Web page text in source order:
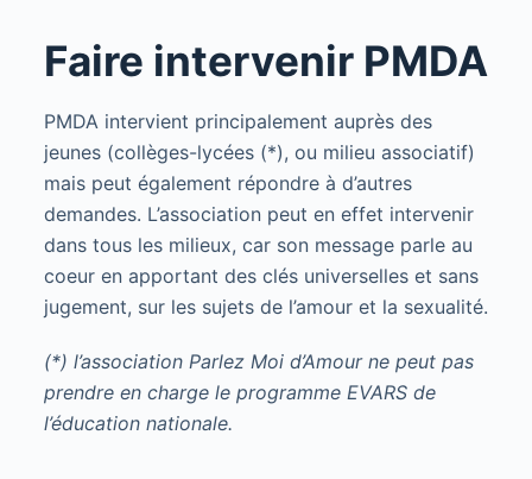
Faire intervenir PMDA
PMDA intervient principalement auprès des
jeunes (collèges-lycées (*), ou milieu associatif)
mais peut également répondre à d’autres
demandes. L’association peut en effet intervenir
dans tous les milieux, car son message parle au
coeur en apportant des clés universelles et sans
jugement, sur les sujets de l’amour et la sexualité.
(*) l’association Parlez Moi d’Amour ne peut pas
prendre en charge le programme EVARS de
l’éducation nationale.